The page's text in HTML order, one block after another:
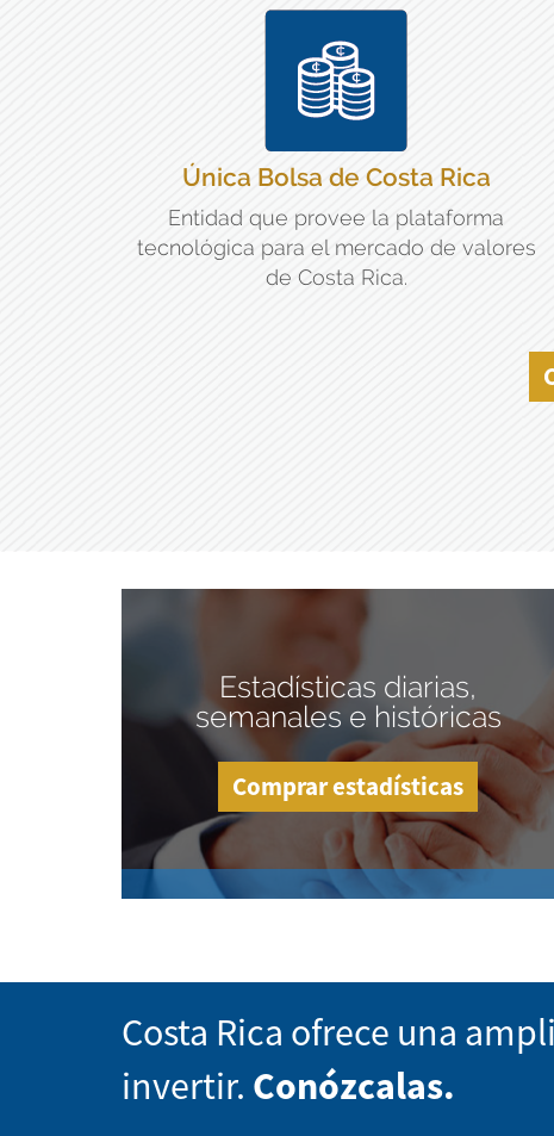
Única Bolsa de Costa Rica
Entidad que provee la plataforma
tecnológica para el mercado de valores
de Costa Rica.
Estadísticas diarias,
semanales e históricas
Comprar estadísticas
Costa Rica ofrece una
invertir. Conózcalas.